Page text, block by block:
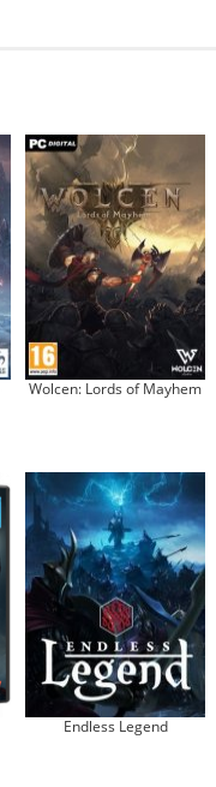
Wolcen: Lords of Mayhem
Endless Legend